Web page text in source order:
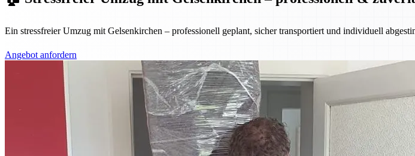
Ein stressfreier Umzug mit Gelsenkirchen – professionell geplant, sicher transportiert und individuell
Angebot anfordern